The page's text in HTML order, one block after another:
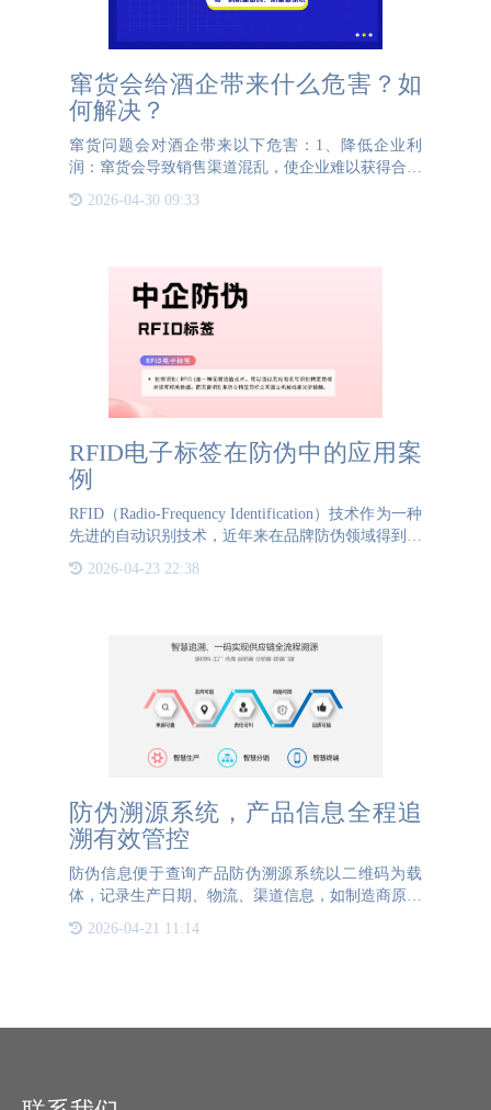
窜货会给酒企带来什么危害？如
何解决？
窜货问题会对酒企带来以下危害：1、降低企业利
润：窜货会导致销售渠道混乱，使企业难以获得合理
的销售利润，影响财务状况和发展。2、打乱经销商
销售：窜货会打乱经销商之间的销售区域，可能导致
2026-04-30 09:33
RFID电子标签在防伪中的应用案
例
RFID（Radio-Frequency Identification）技术作为一种
先进的自动识别技术，近年来在品牌防伪领域得到了
术在其防伪体系中的应用
2026-04-23 22:38
防伪溯源系统，产品信息全程追
溯有效管控
防伪信息便于查询产品防伪溯源系统以二维码为载
体，记录生产日期、物流、渠道信息，如制造商原材
料采购、生产过程、目的地、批次等，并以二维码的
形式读取输入数据。消费者可以通过扫描二维码判断
2026-04-21 11:14